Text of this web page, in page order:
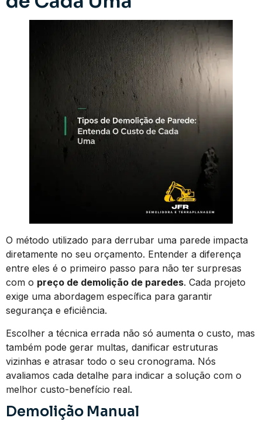
O método utilizado para derrubar uma parede impacta
diretamente no seu orçamento. Entender a diferença
entre eles é o primeiro passo para não ter surpresas
com o preço de demolição de paredes. Cada projeto
exige uma abordagem específica para garantir
segurança e eficiência.
Escolher a técnica errada não só aumenta o custo, mas
também pode gerar multas, danificar estruturas
vizinhas e atrasar todo o seu cronograma. Nós
avaliamos cada detalhe para indicar a solução com o
melhor custo-benefício real.
Demolição Manual